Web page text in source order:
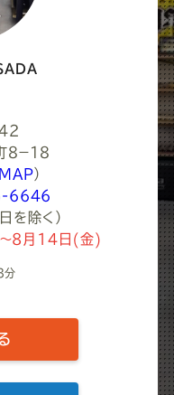
だ
−１８
MAP）
6646
を除く）
8月14日(金)
分